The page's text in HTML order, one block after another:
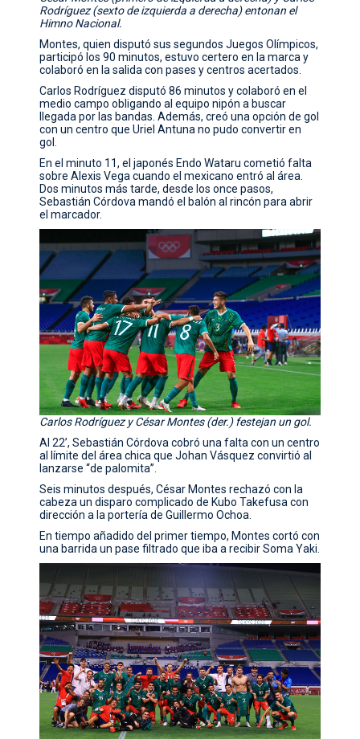
Rodríguez (sexto de izquierda a derecha) entonan el
Himno Nacional.
Montes, quien disputó sus segundos Juegos Olímpicos,
participó los 90 minutos, estuvo certero en la marca y
colaboró en la salida con pases y centros acertados.
Carlos Rodríguez disputó 86 minutos y colaboró en el
medio campo obligando al equipo nipón a buscar
llegada por las bandas. Además, creó una opción de gol
con un centro que Uriel Antuna no pudo convertir en
gol.
En el minuto 11, el japonés Endo Wataru cometió falta
sobre Alexis Vega cuando el mexicano entró al área.
Dos minutos más tarde, desde los once pasos,
Sebastián Córdova mandó el balón al rincón para abrir
el marcador.
Carlos Rodríguez y César Montes (der.) festejan un gol.
Al 22’, Sebastián Córdova cobró una falta con un centro
al límite del área chica que Johan Vásquez convirtió al
lanzarse “de palomita”.
Seis minutos después, César Montes rechazó con la
cabeza un disparo complicado de Kubo Takefusa con
dirección a la portería de Guillermo Ochoa.
En tiempo añadido del primer tiempo, Montes cortó con
una barrida un pase filtrado que iba a recibir Soma Yaki.